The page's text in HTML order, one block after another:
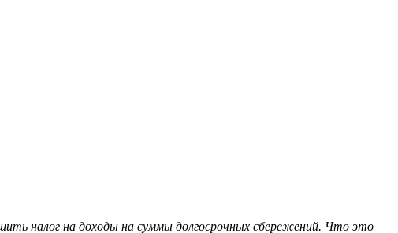
налог на доходы на суммы долгосрочных сбережений. Что это